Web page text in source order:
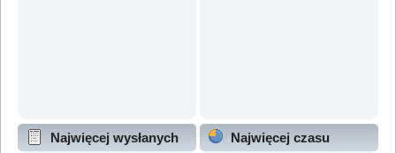
Najwięcej wysłanych
Najwięcej czasu